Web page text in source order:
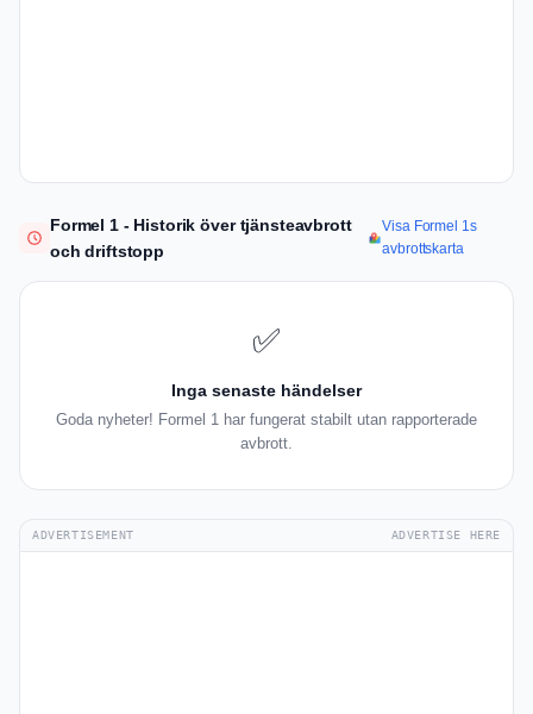
Formel 1 - Historik över tjänsteavbrott
och driftstopp
Visa Formel 1s
avbrottskarta
✅
Inga senaste händelser
Goda nyheter! Formel 1 har fungerat stabilt utan rapporterade
avbrott.
ADVERTISEMENT ADVERTISE HERE